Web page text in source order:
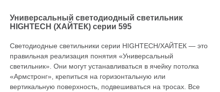
Универсальный светодиодный светильник
HIGHTECH (ХАЙТЕК) серии 595
Светодиодные светильники серии HIGHTECH/ХАЙТЕК — это
правильная реализация понятия «Универсальный
светильник». Они могут устанавливаться в ячейку потолка
«Армстронг», крепиться на горизонтальную или
вертикальную поверхность, подвешиваться на тросах. Все